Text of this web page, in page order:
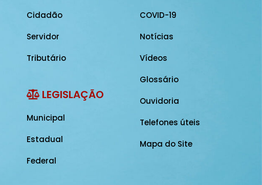
Cidadão
Servidor
Tributário
LEGISLAÇÃO
Municipal
Estadual
Federal
COVID-19
Notícias
Vídeos
Glossário
Ouvidoria
Telefones úteis
Mapa do Site